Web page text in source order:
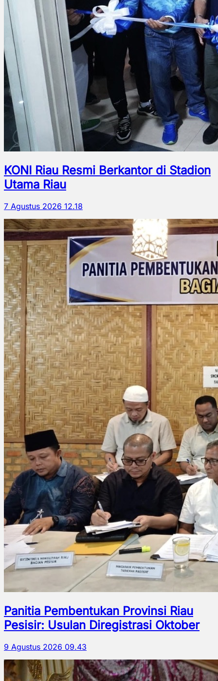
KONI Riau Resmi Berkantor di Stadion
Utama Riau
7 Agustus 2026 12.18
Panitia Pembentukan Provinsi Riau
Pesisir: Usulan Diregistrasi Oktober
9 Agustus 2026 09.43